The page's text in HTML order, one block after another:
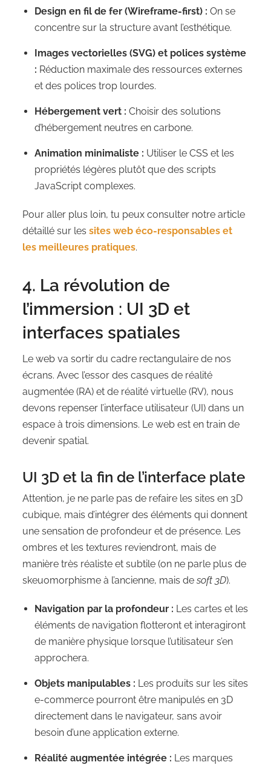
Design en fil de fer (Wireframe-first) : On se
concentre sur la structure avant l’esthétique.
Images vectorielles (SVG) et polices système
: Réduction maximale des ressources externes
et des polices trop lourdes.
Hébergement vert : Choisir des solutions
d’hébergement neutres en carbone.
Animation minimaliste : Utiliser le CSS et les
propriétés légères plutôt que des scripts
JavaScript complexes.
Pour aller plus loin, tu peux consulter notre article
détaillé sur lessites web éco-responsables et
les meilleures pratiques.
4. La révolution de
l’immersion : UI 3D et
interfaces spatiales
Le web va sortir du cadre rectangulaire de nos
écrans. Avec l’essor des casques de réalité
augmentée (RA) et de réalité virtuelle (RV), nous
devons repenser l’interface utilisateur (UI) dans un
espace à trois dimensions. Le web est en train de
devenir spatial.
UI 3D et la fin de l’interface plate
Attention, je ne parle pas de refaire les sites en 3D
cubique, mais d’intégrer des éléments qui donnent
une sensation de profondeur et de présence. Les
ombres et les textures reviendront, mais de
manière très réaliste et subtile (on ne parle plus de
skeuomorphisme à l’ancienne, mais desoft 3D).
Navigation par la profondeur : Les cartes et les
éléments de navigation flotteront et interagiront
de manière physique lorsque l’utilisateur s’en
approchera.
Objets manipulables : Les produits sur les sites
e-commerce pourront être manipulés en 3D
directement dans le navigateur, sans avoir
besoin d’une application externe.
Réalité augmentée intégrée : Les marques